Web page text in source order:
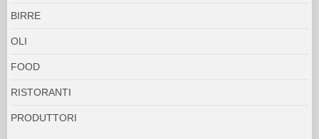
BIRRE
OLI
FOOD
RISTORANTI
PRODUTTORI